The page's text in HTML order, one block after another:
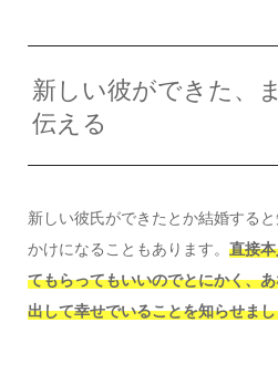
新しい彼ができた、
伝える
新しい彼氏ができたとか結婚する
かけになることもあります。 直接
てもらってもいいのでとにかく、
出して幸せでいることを知らせま